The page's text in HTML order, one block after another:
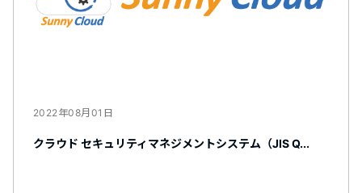
2022年08月01日
クラウド セキュリティマネジメントシステム（JIS Q...